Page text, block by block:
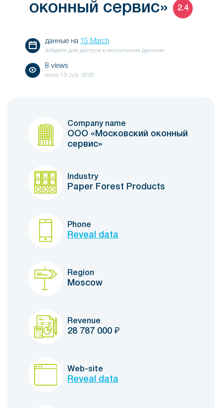
оконный сервис»
2.4
данные на 15 March
войдите для доступа к актуальным данным
8 views
since 13 July 2020
Company name
ООО «Московский оконный
сервис»
Industry
Paper Forest Products
Phone
Reveal data
Region
Moscow
Revenue
28 787 000 ₽
Web-site
Reveal data